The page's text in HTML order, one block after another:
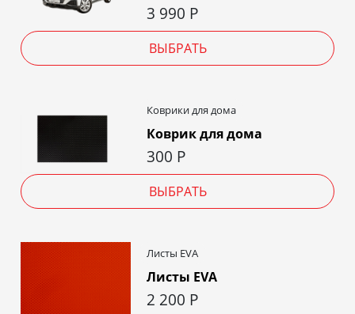
3 990 Р
ВЫБРАТЬ
Коврики для дома
Коврик для дома
300 Р
ВЫБРАТЬ
Листы EVA
Листы EVA
2 200 Р